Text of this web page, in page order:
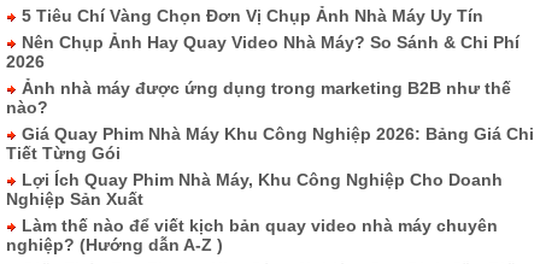
5 Tiêu Chí Vàng Chọn Đơn Vị Chụp Ảnh Nhà Máy Uy Tín
Nên Chụp Ảnh Hay Quay Video Nhà Máy? So Sánh & Chi Phí
2026
Ảnh nhà máy được ứng dụng trong marketing B2B như thế
nào?
Giá Quay Phim Nhà Máy Khu Công Nghiệp 2026: Bảng Giá Chi
Tiết Từng Gói
Lợi Ích Quay Phim Nhà Máy, Khu Công Nghiệp Cho Doanh
Nghiệp Sản Xuất
Làm thế nào để viết kịch bản quay video nhà máy chuyên
nghiệp? (Hướng dẫn A-Z )